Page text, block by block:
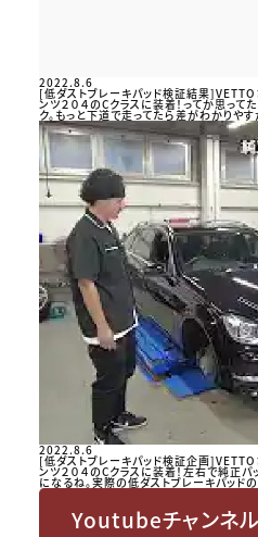
2022.8.6
[低ダストブレーキパッド検証結果]VETTO
ンツ２０４のCクラスに装着！ってか思っ
ク。もっと下道で走ってたら差がわかりやす
2022.8.6
[低ダストブレーキパッド検証企画]VETTO
ンツ２０４のCクラスに装着！左右で純正
になるね。実際の低ダストブレーキパッド
Youtubeチャンネル